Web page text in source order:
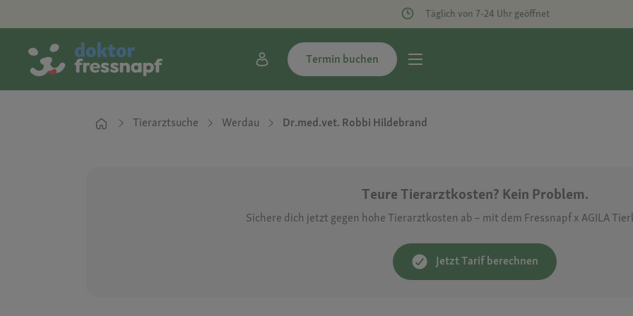
Täglich von 7-24 Uhr geöffnet
Termin buchen
Tierarztsuche Werdau Dr.med.vet. Robbi Hildebrand
Teure Tierarztkosten? Kein Problem.
Sichere dich jetzt gegen hohe Tierarztkosten ab – mit dem Fressnapf x AGILA
Jetzt Tarif berechnen